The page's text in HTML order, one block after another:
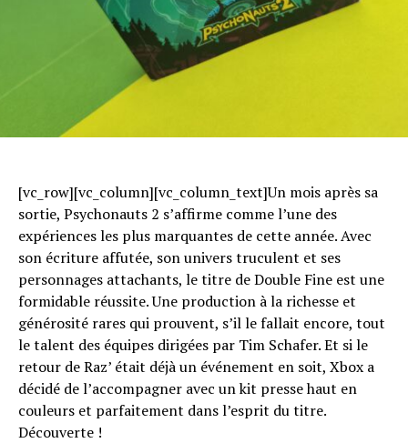
[vc_row][vc_column][vc_column_text]Un mois après sa
sortie, Psychonauts 2 s’affirme comme l’une des
expériences les plus marquantes de cette année. Avec
son écriture affutée, son univers truculent et ses
personnages attachants, le titre de Double Fine est une
formidable réussite. Une production à la richesse et
générosité rares qui prouvent, s’il le fallait encore, tout
le talent des équipes dirigées par Tim Schafer. Et si le
retour de Raz’ était déjà un événement en soit, Xbox a
décidé de l’accompagner avec un kit presse haut en
couleurs et parfaitement dans l’esprit du titre.
Découverte !